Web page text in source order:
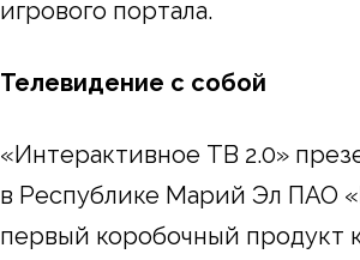
игрового портала.
Телевидение с собой
«Интерактивное ТВ 2.0»
в Республике Марий Эл ПАО
первый коробочный продукт